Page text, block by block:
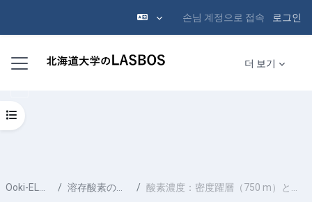
손님 계정으로 접속 로그인
측면 패널 더 보기
Ooki-ELMS-10 溶存酸素の全球分布 酸素濃度：密度躍層（750 m）と深層（3000 m）
강의 목차 열기